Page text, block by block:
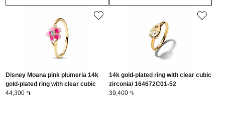
Disney Moana pink plumeria 14k
gold-plated ring with clear cubic
zirconia and shaded pink enamel/
44,300 ֏
14k gold-plated ring with clear cubic
zirconia/ 164672C01-52
39,400 ֏